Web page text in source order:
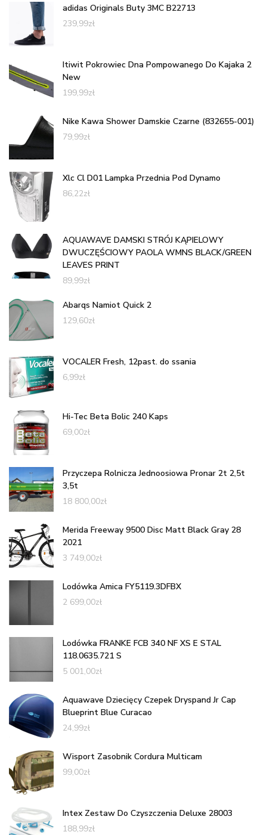
adidas Originals Buty 3MC B22713
239,99zł
Itiwit Pokrowiec Dna Pompowanego Do Kajaka 2
New
199,99zł
Nike Kawa Shower Damskie Czarne (832655-001)
79,99zł
Xlc Cl D01 Lampka Przednia Pod Dynamo
86,22zł
AQUAWAVE DAMSKI STRÓJ KĄPIELOWY
DWUCZĘŚCIOWY PAOLA WMNS BLACK/GREEN
LEAVES PRINT
89,99zł
Abarqs Namiot Quick 2
129,60zł
VOCALER Fresh, 12past. do ssania
6,99zł
Hi-Tec Beta Bolic 240 Kaps
69,00zł
Przyczepa Rolnicza Jednoosiowa Pronar 2t 2,5t
3,5t
18 800,00zł
Merida Freeway 9500 Disc Matt Black Gray 28
2021
3 749,00zł
Lodówka Amica FY5119.3DFBX
2 699,00zł
Lodówka FRANKE FCB 340 NF XS E STAL
118.0635.721 S
5 001,00zł
Aquawave Dziecięcy Czepek Dryspand Jr Cap
Blueprint Blue Curacao
24,99zł
Wisport Zasobnik Cordura Multicam
99,00zł
Intex Zestaw Do Czyszczenia Deluxe 28003
188,99zł